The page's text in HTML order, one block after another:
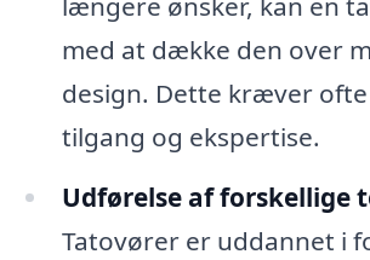
med at dække den over
design. Dette kræver
tilgang og ekspertise.
Udførelse af forskellige
Tatovører er uddannet i